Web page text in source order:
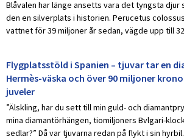
Blåvalen har länge ansetts vara det tyngsta djur
den en silverplats i historien. Perucetus
vattnet för 39 miljoner år sedan, vägde upp till
Flygplatsstöld i Spanien – tjuvar tar en
Hermès-väska och över 90 miljoner
juveler
”Älskling, har du sett till min guld- och
mina diamantörhängen, tiomiljoners Bvlgari-
sedlar?” Då var tjuvarna redan på flykt i sin hyrbil.